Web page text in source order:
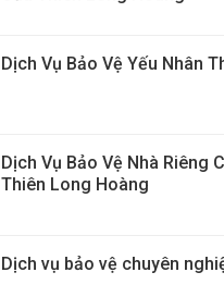
Dịch Vụ Bảo Vệ Yếu Nhân
Dịch Vụ Bảo Vệ Nhà Riêng
Thiên Long Hoàng
Dịch vụ bảo vệ chuyên